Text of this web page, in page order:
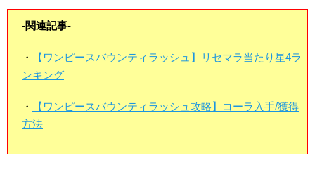
-関連記事-
・
【ワンピースバウンティラッシュ】リセマラ当たり星4ラ
ンキング
・
【ワンピースバウンティラッシュ攻略】コーラ入手/獲得
方法